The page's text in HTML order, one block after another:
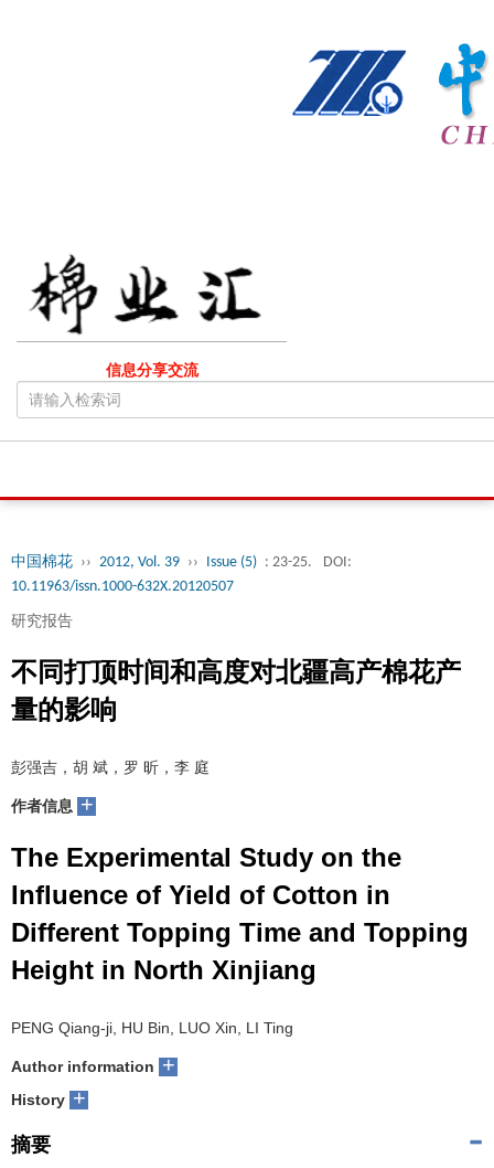
信息分享交流
中国棉花 ›› 2012, Vol. 39 ›› Issue (5) : 23-25.
DOI:
10.11963/issn.1000-632X.20120507
研究报告
不同打顶时间和高度对北疆高产棉花产
量的影响
彭强吉，胡 斌，罗 昕，李 庭
作者信息 +
The Experimental Study on the
Influence of Yield of Cotton in
Different Topping Time and Topping
Height in North Xinjiang
PENG Qiang-ji, HU Bin, LUO Xin, LI Ting
Author information +
History +
摘要